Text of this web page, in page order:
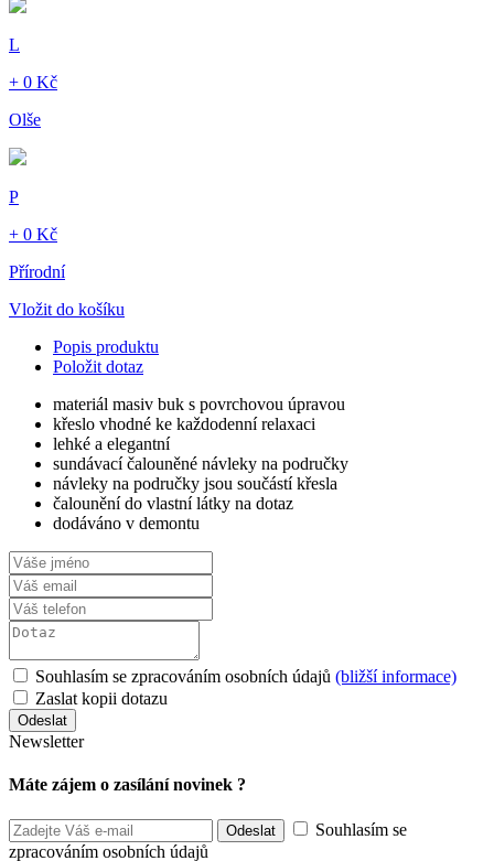
L
+ 0 Kč
Olše
P
+ 0 Kč
Přírodní
Vložit do košíku
Popis produktu
Položit dotaz
materiál masiv buk s povrchovou úpravou
křeslo vhodné ke každodenní relaxaci
lehké a elegantní
sundávací čalouněné návleky na područky
návleky na područky jsou součástí křesla
čalounění do vlastní látky na dotaz
dodáváno v demontu
Souhlasím se zpracováním osobních údajů (bližší informace)
Zaslat kopii dotazu
Newsletter
Máte zájem o zasílání novinek ?
Souhlasím se
zpracováním osobních údajů